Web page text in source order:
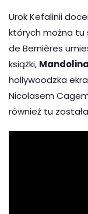
Urok Kefalinii
których można tu
de Bernières
książki,
hollywoodzka
Nicolasem
również tu